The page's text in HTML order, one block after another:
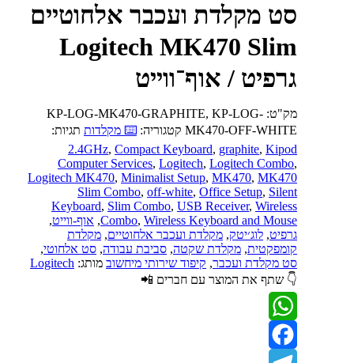
סט מקלדת ועכבר אלחוטיים
Logitech MK470 Slim
גרפיט / אוף־ווייט
מק"ט: KP-LOG-MK470-GRAPHITE, KP-LOG-
MK470-OFF-WHITE קטגוריה: ⌨️ מקלדות תגיות:
2.4GHz, Compact Keyboard, graphite, Kipod
Computer Services, Logitech, Logitech Combo,
Logitech MK470, Minimalist Setup, MK470, MK470
Slim Combo, off-white, Office Setup, Silent
Keyboard, Slim Combo, USB Receiver, Wireless
Combo, Wireless Keyboard and Mouse
, אוף-ווייט,
גרפיט, לוג׳יטק, מקלדת ועכבר אלחוטיים, מקלדת
קומפקטית, מקלדת שקטה, סביבת עבודה, סט אלחוטי,
סט מקלדת ועכבר, קיפוד שירותי מיחשוב מותג: Logitech
👇 שתף את המוצר עם חברים 📲
WhatsApp